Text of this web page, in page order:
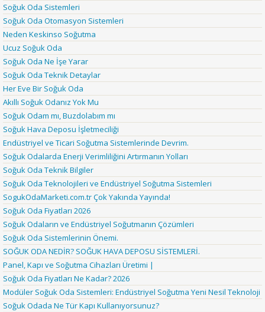
Soğuk Oda Sistemleri
Soğuk Oda Otomasyon Sistemleri
Neden Keskinso Soğutma
Ucuz Soğuk Oda
Soğuk Oda Ne İşe Yarar
Soğuk Oda Teknik Detaylar
Her Eve Bir Soğuk Oda
Akıllı Soğuk Odanız Yok Mu
Soğuk Odam mı, Buzdolabım mı
Soğuk Hava Deposu İşletmeciliği
Endüstriyel ve Ticari Soğutma Sistemlerinde Devrim.
Soğuk Odalarda Enerji Verimliliğini Artırmanın Yolları
Soğuk Oda Teknik Bilgiler
Soğuk Oda Teknolojileri ve Endüstriyel Soğutma Sistemleri
SogukOdaMarketi.com.tr Çok Yakında Yayında!
Soğuk Oda Fiyatları 2026
Soğuk Odaların ve Endüstriyel Soğutmanın Çözümleri
Soğuk Oda Sistemlerinin Önemi.
SOĞUK ODA NEDİR? SOĞUK HAVA DEPOSU SİSTEMLERİ.
Panel, Kapı ve Soğutma Cihazları Üretimi |
Soğuk Oda Fiyatları Ne Kadar? 2026
Modüler Soğuk Oda Sistemleri: Endüstriyel Soğutma Yeni Nesil Teknoloji
Soğuk Odada Ne Tür Kapı Kullanıyorsunuz?